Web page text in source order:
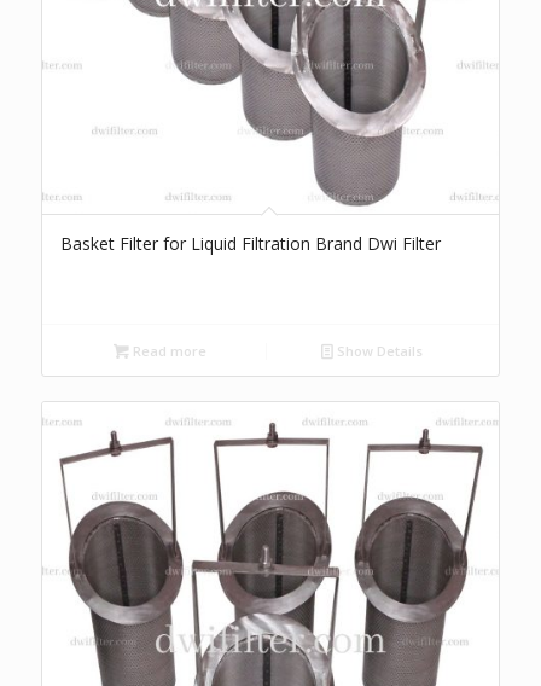
Basket Filter for Liquid Filtration Brand Dwi Filter
Read more Show Details